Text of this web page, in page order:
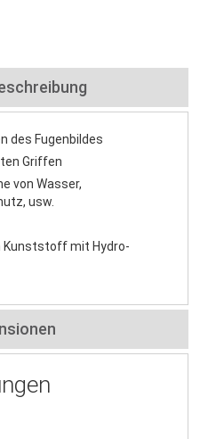
des Fugenbildes
Griffen
von Wasser,
usw.
mit Hydro-